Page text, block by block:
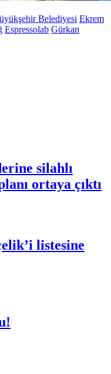
Belediyesi Ekrem
Espressolab Gürkan
silahlı
ortaya çıktı
listesine